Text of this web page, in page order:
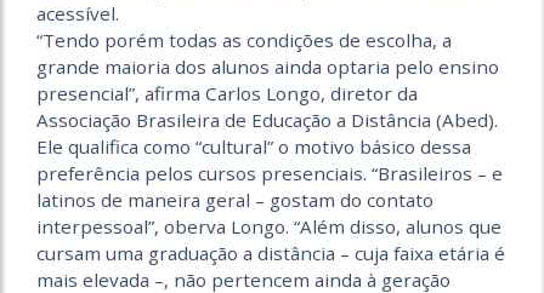
acessível.
“Tendo porém todas as condições de escolha, a
grande maioria dos alunos ainda optaria pelo ensino
presencial”, afirma Carlos Longo, diretor da
Associação Brasileira de Educação a Distância (Abed).
Ele qualifica como “cultural” o motivo básico dessa
preferência pelos cursos presenciais. “Brasileiros – e
latinos de maneira geral – gostam do contato
interpessoal”, oberva Longo. “Além disso, alunos que
cursam uma graduação a distância – cuja faixa etária é
mais elevada –, não pertencem ainda à geração